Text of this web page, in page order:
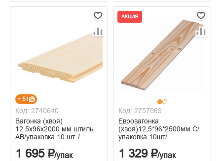
+ 51
Код: 2740640
Вагонка (хвоя)
12.5х96х2000 мм штиль
AВ/упаковка 10 шт. /
1 695 ₽/упак
АКЦИЯ
Код: 2757069
Евровагонка
(хвоя)12,5*96*2500мм С/
упаковка 10шт/
1 329 ₽/упак